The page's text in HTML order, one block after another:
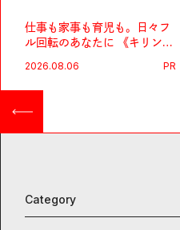
仕事も家事も育児も。日々フ
ル回転のあなたに 《キリン
慣。
2026.08.06 PR
Category